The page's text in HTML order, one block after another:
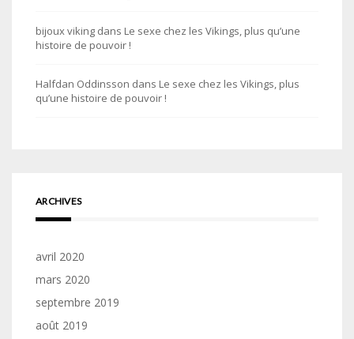
bijoux viking dans Le sexe chez les Vikings, plus qu’une
histoire de pouvoir !
Halfdan Oddinsson dans Le sexe chez les Vikings, plus
qu’une histoire de pouvoir !
ARCHIVES
avril 2020
mars 2020
septembre 2019
août 2019